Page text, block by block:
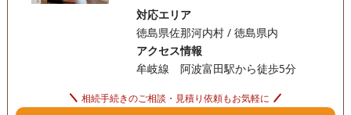
対応エリア
徳島県佐那河内村 / 徳島県内
アクセス情報
牟岐線 阿波富田駅から徒歩5分
相続手続きのご相談・見積り依頼もお気軽に